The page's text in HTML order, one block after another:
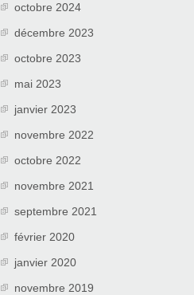
octobre 2024
décembre 2023
octobre 2023
mai 2023
janvier 2023
novembre 2022
octobre 2022
novembre 2021
septembre 2021
février 2020
janvier 2020
novembre 2019